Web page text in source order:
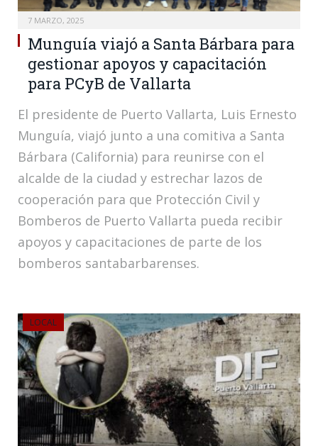
7 MARZO, 2025
Munguía viajó a Santa Bárbara para
gestionar apoyos y capacitación
para PCyB de Vallarta
El presidente de Puerto Vallarta, Luis Ernesto
Munguía, viajó junto a una comitiva a Santa
Bárbara (California) para reunirse con el
alcalde de la ciudad y estrechar lazos de
cooperación para que Protección Civil y
Bomberos de Puerto Vallarta pueda recibir
apoyos y capacitaciones de parte de los
bomberos santabarbarenses.
LOCAL